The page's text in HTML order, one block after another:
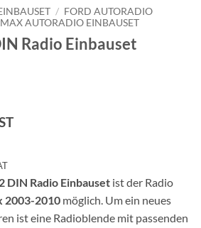
/ FORD AUTORADIO
AUTORADIO EINBAUSET
Radio Einbauset
DIN Radio Einbauset ist der Radio
2003-2010 möglich. Um ein neues
ist eine Radioblende mit passenden